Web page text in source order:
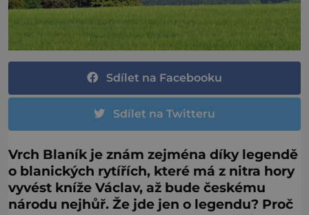
Sdílet na Facebooku
Sdílet na Twitteru
Vrch Blaník je znám zejména díky legendě
o blanických rytířích, které má z nitra hory
vyvést kníže Václav, až bude českému
národu nejhůř. Že jde jen o legendu? Proč